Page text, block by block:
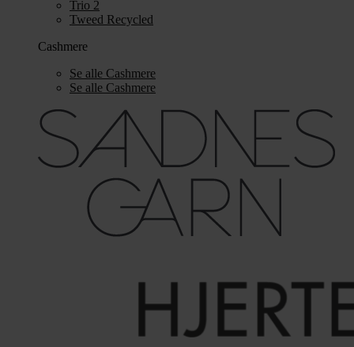
Trio 2
Tweed Recycled
Cashmere
Se alle Cashmere
Se alle Cashmere